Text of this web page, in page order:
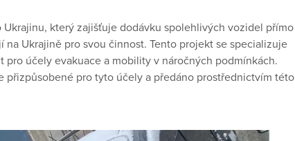
který zajišťuje dodávku spolehlivých vozidel přímo
Ukrajině pro svou činnost. Tento projekt se specializuje
pro účely evakuace a mobility v náročných podmínkách.
přizpůsobené pro tyto účely a předáno prostřednictvím této